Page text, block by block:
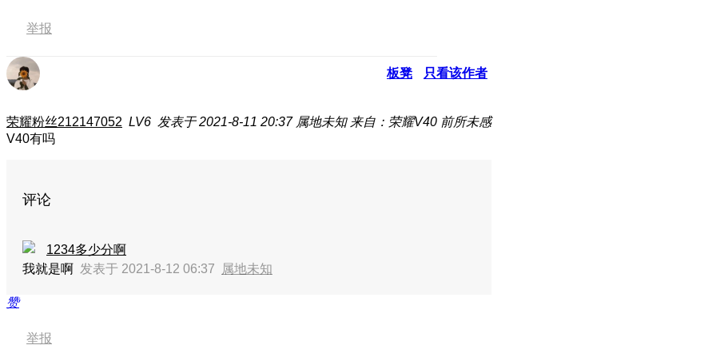
举报
板凳 只看该作者
荣耀粉丝212147052 LV6 发表于 2021-8-11 20:37 属地未知 来自：荣耀V40 前所未感
V40有吗
评论
1234多少分啊
我就是啊 发表于 2021-8-12 06:37 属地未知
赞
举报